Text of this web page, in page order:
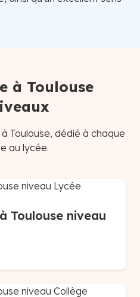
à Toulouse
Toulouse, dédié à chaque
au lycée.
Toulouse niveau